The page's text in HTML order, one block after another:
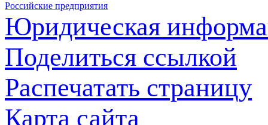
Российские предприятия
Юридическая
Поделиться ссылкой
Распечатать страницу
Карта сайта